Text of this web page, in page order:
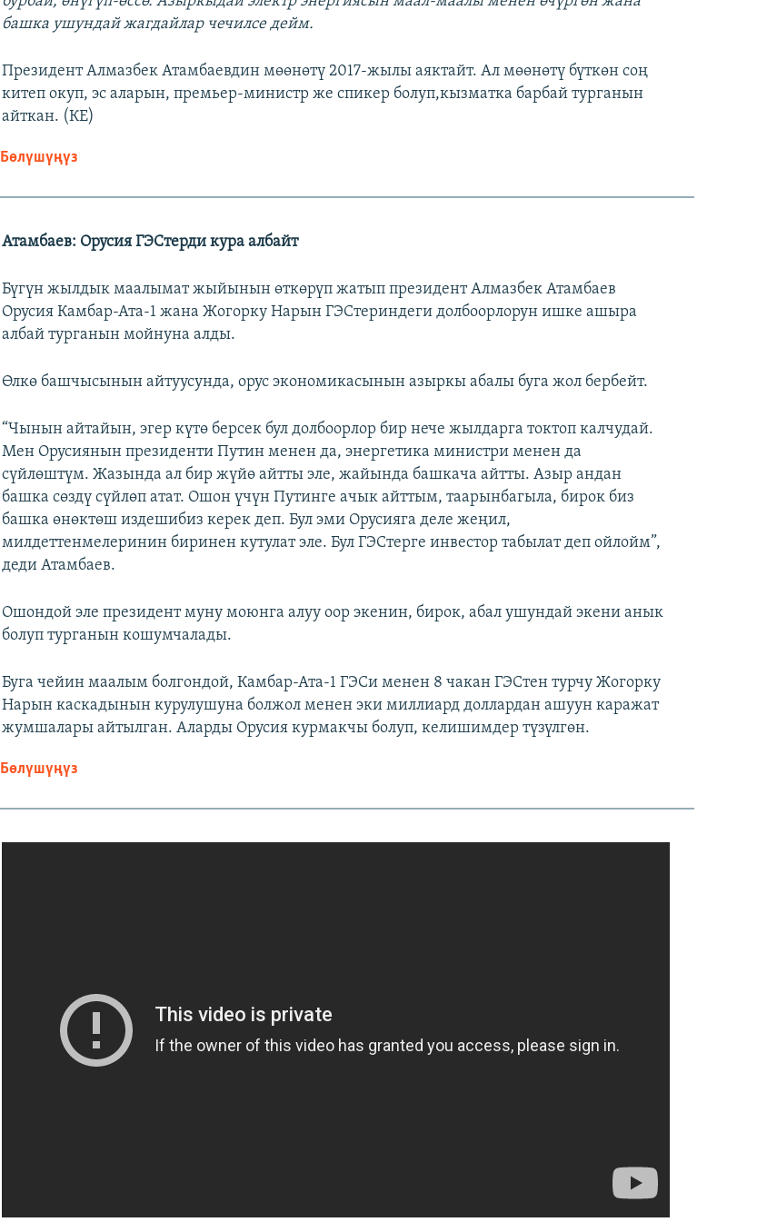
башка ушундай жагдайлар чечилсе дейм.
Президент Алмазбек Атамбаевдин мөөнөтү 2017-жылы аяктайт. Ал мөөнөтү бүткөн соң
китеп окуп, эс аларын, премьер-министр же спикер болуп,кызматка барбай турганын
айткан. (КЕ)
Бөлүшүңүз
Атамбаев: Орусия ГЭСтерди кура албайт
Бүгүн жылдык маалымат жыйынын өткөрүп жатып президент Алмазбек Атамбаев
Орусия Камбар-Ата-1 жана Жогорку Нарын ГЭСтериндеги долбоорлорун ишке ашыра
албай турганын мойнуна алды.
Өлкө башчысынын айтуусунда, орус экономикасынын азыркы абалы буга жол бербейт.
“Чынын айтайын, эгер күтө берсек бул долбоорлор бир нече жылдарга токтоп калчудай.
Мен Орусиянын президенти Путин менен да, энергетика министри менен да
сүйлөштүм. Жазында ал бир жүйө айтты эле, жайында башкача айтты. Азыр андан
башка сөздү сүйлөп атат. Ошон үчүн Путинге ачык айттым, таарынбагыла, бирок биз
башка өнөктөш издешибиз керек деп. Бул эми Орусияга деле жеңил,
милдеттенмелеринин биринен кутулат эле. Бул ГЭСтерге инвестор табылат деп ойлойм”,
деди Атамбаев.
Ошондой эле президент муну моюнга алуу оор экенин, бирок, абал ушундай экени анык
болуп турганын кошумчалады.
Буга чейин маалым болгондой, Камбар-Ата-1 ГЭСи менен 8 чакан ГЭСтен турчу Жогорку
Нарын каскадынын курулушуна болжол менен эки миллиард доллардан ашуун каражат
жумшалары айтылган. Аларды Орусия курмакчы болуп, келишимдер түзүлгөн.
Бөлүшүңүз